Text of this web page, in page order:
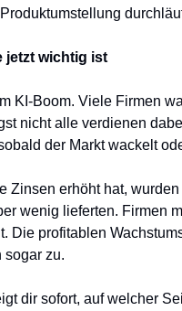
jetzt wichtig ist
KI-Boom. Viele Firmen
nicht alle verdienen
der Markt wackelt
Zinsen erhöht hat,
wenig lieferten. Firmen
Die profitablen
sogar zu.
dir sofort, auf welcher